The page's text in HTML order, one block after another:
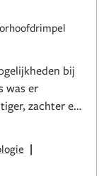
bij
was er
zachter en
grondige
eerste
Ik ben bijna
|